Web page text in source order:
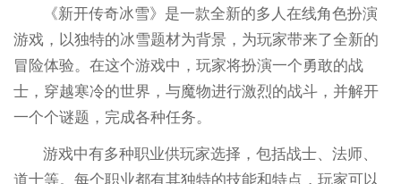
《新开传奇冰雪》是一款全新的多人在线角色扮演
游戏，以独特的冰雪题材为背景，为玩家带来了全新的
冒险体验。在这个游戏中，玩家将扮演一个勇敢的战
士，穿越寒冷的世界，与魔物进行激烈的战斗，并解开
一个个谜题，完成各种任务。
游戏中有多种职业供玩家选择，包括战士、法师、
道士等。每个职业都有其独特的技能和特点，玩家可以